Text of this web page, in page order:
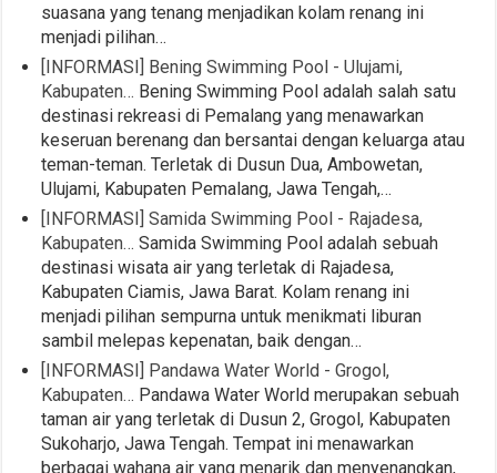
suasana yang tenang menjadikan kolam renang ini
menjadi pilihan…
[INFORMASI] Bening Swimming Pool - Ulujami,
Kabupaten… Bening Swimming Pool adalah salah satu
destinasi rekreasi di Pemalang yang menawarkan
keseruan berenang dan bersantai dengan keluarga atau
teman-teman. Terletak di Dusun Dua, Ambowetan,
Ulujami, Kabupaten Pemalang, Jawa Tengah,…
[INFORMASI] Samida Swimming Pool - Rajadesa,
Kabupaten… Samida Swimming Pool adalah sebuah
destinasi wisata air yang terletak di Rajadesa,
Kabupaten Ciamis, Jawa Barat. Kolam renang ini
menjadi pilihan sempurna untuk menikmati liburan
sambil melepas kepenatan, baik dengan…
[INFORMASI] Pandawa Water World - Grogol,
Kabupaten… Pandawa Water World merupakan sebuah
taman air yang terletak di Dusun 2, Grogol, Kabupaten
Sukoharjo, Jawa Tengah. Tempat ini menawarkan
berbagai wahana air yang menarik dan menyenangkan,